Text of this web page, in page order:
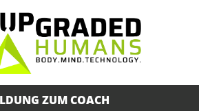
ZUM COACH